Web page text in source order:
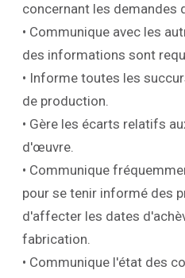
concernant les demandes
• Communique avec les
des informations sont
• Informe toutes les
de production.
• Gère les écarts relatifs
d'œuvre.
• Communique
pour se tenir informé des
d'affecter les dates
fabrication.
• Communique l'état des